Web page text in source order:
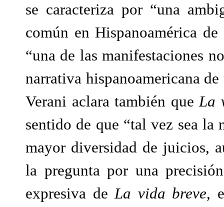
se caracteriza por “una
común en Hispanoamérica
“una de las manifestaciones
narrativa hispanoamericana
Verani aclara también queLa
sentido de que “tal vez sea la
mayor diversidad de juicios,
la pregunta por una
expresiva deLa vida breve,